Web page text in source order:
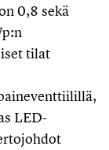
0,8 sekä
tilat
LED-